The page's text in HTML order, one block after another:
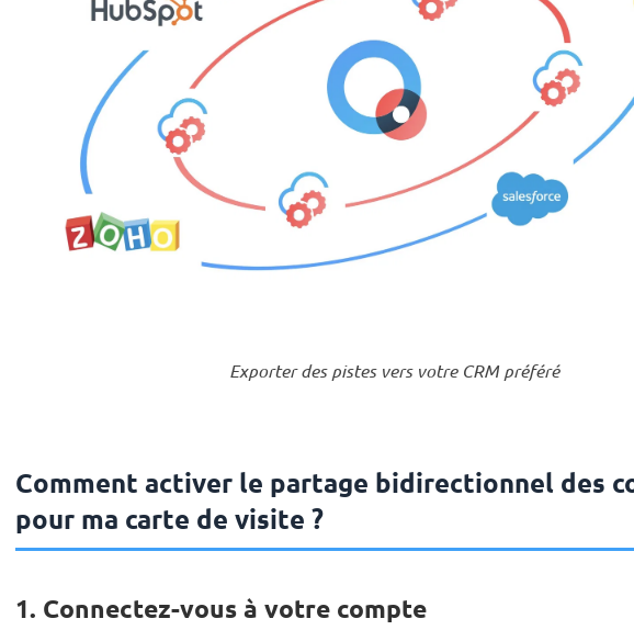
Exporter des pistes vers votre CRM préféré
Comment activer le partage bidirectionnel des
pour ma carte de visite ?
1. Connectez-vous à votre compte